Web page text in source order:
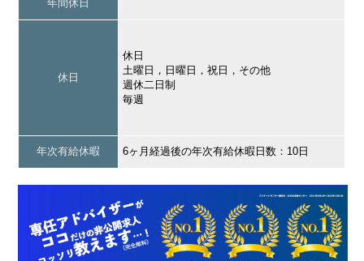
年間休日
休日
休日
土曜日，日曜日，祝日，その他
週休二日制
毎週
年次有給休暇 6ヶ月経過後の年次有給休暇日数：10日